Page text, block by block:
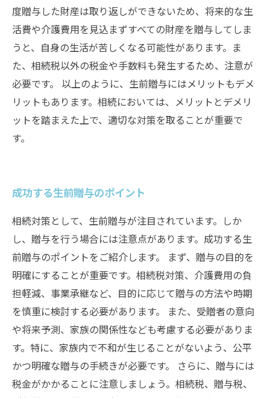
度贈与した財産は取り返しができないため、将来的な生
活費や介護費用を見込まずすべての財産を贈与してしま
うと、自身の生活が苦しくなる可能性があります。ま
た、相続税以外の税金や手数料も発生するため、注意が
必要です。 以上のように、生前贈与にはメリットもデメ
リットもあります。相続においては、メリットとデメリ
ットを踏まえた上で、適切な対策を取ることが重要で
す。
成功する生前贈与のポイント
相続対策として、生前贈与が注目されています。しか
し、贈与を行う場合には注意点があります。成功する生
前贈与のポイントをご紹介します。 まず、贈与の目的を
明確にすることが重要です。相続税対策、介護費用の負
担軽減、事業承継など、目的に応じて贈与の方法や時期
を慎重に検討する必要があります。 また、受贈者の意向
や将来予測、家族の関係性なども考慮する必要がありま
す。特に、家族内で不和が生じることがないよう、公平
かつ明確な贈与の手続きが必要です。 さらに、贈与には
税金がかかることに注意しましょう。相続税、贈与税、